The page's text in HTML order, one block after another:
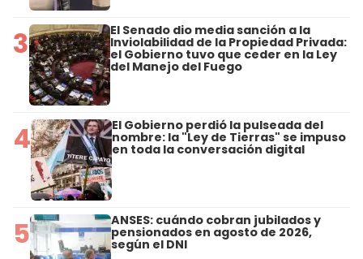
3 El Senado dio media sanción a la
Inviolabilidad de la Propiedad Privada:
el Gobierno tuvo que ceder en la Ley
del Manejo del Fuego
4 El Gobierno perdió la pulseada del
nombre: la "Ley de Tierras" se impuso
en toda la conversación digital
5 ANSES: cuándo cobran jubilados y
pensionados en agosto de 2026,
según el DNI